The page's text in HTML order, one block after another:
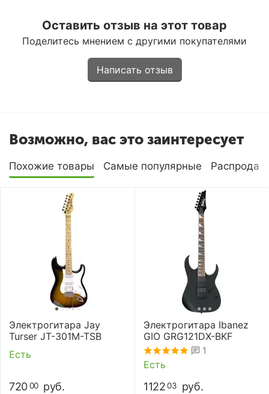
Оставить отзыв на этот товар
Поделитесь мнением с другими покупателями
Написать отзыв
Возможно, вас это заинтересует
Похожие товары Самые популярные
Электрогитара Jay
Turser JT-301M-TSB
Есть
720 00 руб.
Электрогитара Ibanez
GIO GRG121DX-BKF
1
Есть
1122 03 руб.